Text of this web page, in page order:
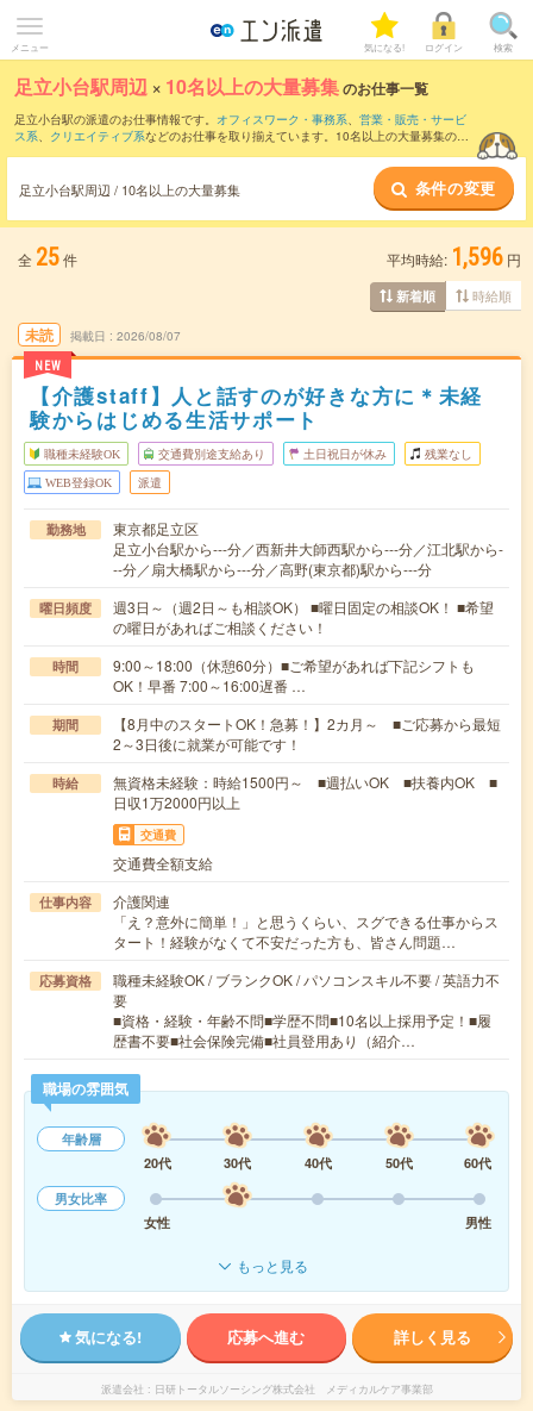
メニュー 気になる! ログイン 検索
足立小台駅周辺 × 10名以上の大量募集のお仕事一覧
足立小台駅の派遣のお仕事情報です。 オフィスワーク・事務系、 営業・販売・サービ
ス系、 クリエイティブ系などのお仕事を取り揃えています。10名以上の大量募集の条
足立小台駅周辺 / 10名以上の大量募集 条件の変更
全 25件 平均時給: 1,596 円
新着順 時給順
未読
NEW
掲載日 2026/08/07
【介護staff】人と話すのが好きな方に＊未経
験からはじめる生活サポート
職種未経験OK 交通費別途支給あり 土日祝日が休み 残業なし
WEB登録OK 派遣
勤務地
東京都足立区
足立小台駅から---分／西新井大師西駅から---分／江北駅から-
--分／扇大橋駅から---分／高野(東京都)駅から---分
曜日頻度
週3日～（週2日～も相談OK） ■曜日固定の相談OK！ ■希望
の曜日があればご相談ください！
時間
9:00～18:00（休憩60分）■ご希望があれば下記シフトも
OK！早番 7:00～16:00遅番 …
期間
【8月中のスタートOK！急募！】2カ月～ ■ご応募から最短
2～3日後に就業が可能です！
時給
無資格未経験：時給1500円～ ■週払いOK ■扶養内OK ■
日収1万2000円以上
交通費
交通費全額支給
仕事内容
介護関連
「え？意外に簡単！」と思うくらい、スグできる仕事からス
タート！経験がなくて不安だった方も、皆さん問題…
応募資格
職種未経験OK / ブランクOK / パソコンスキル不要 / 英語力不
要
■資格・経験・年齢不問■学歴不問■10名以上採用予定！■履
歴書不要■社会保険完備■社員登用あり（紹介…
職場の雰囲気
年齢層
20代
30代 40代 50代
60代
男女比率
女性
男性
もっと見る
気になる! 応募へ進む 詳しく見る
派遣会社 日研トータルソーシング株式会社 メディカルケア事業部